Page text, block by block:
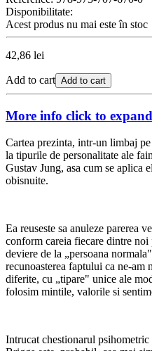
Disponibilitate:
Acest produs nu mai este în stoc
42,86 lei
Add to cart Add to cart
More info click to
Cartea prezinta, intr-un limbaj
la tipurile de personalitate ale
Gustav Jung, asa cum se aplica
obisnuite.
Ea reuseste sa anuleze parerea
conform careia fiecare dintre
deviere de la „persoana
recunoasterea faptului ca ne-am
diferite, cu „tipare" unice ale
folosim mintile, valorile si
Intrucat chestionarul